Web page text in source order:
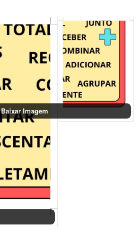
Baixar Imagem